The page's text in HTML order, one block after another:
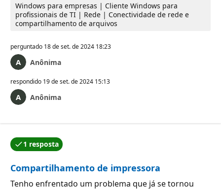
Windows para empresas | Cliente Windows para
profissionais de TI | Rede | Conectividade de rede e
compartilhamento de arquivos
perguntado 18 de set. de 2024 18:23
Anônima
respondido 19 de set. de 2024 15:13
Anônima
1 resposta
Uma das respostas foi aceita pelo autor da pergunta.
Compartilhamento de impressora
Tenho enfrentado um problema que já se tornou